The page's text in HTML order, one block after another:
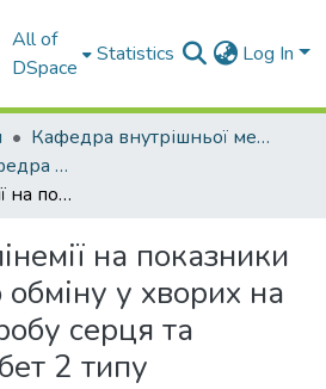
All of
DSpace
Statistics Log In
Кафедра внутрішньої медицини № 2 і клінічної імунології та алергології імені академіка Л.Т. Малої
Наукові праці. Кафедра внутрішньої медицини № 2 і клінічної імунології та алергології ім. ак. Л.Т. Малої
Вплив сортилінемії на показники вуглеводного обміну у хворих на ішемічну хворобу серця та цукровий діабет 2 типу
на показники
обміну у хворих на
серця та
2 типу